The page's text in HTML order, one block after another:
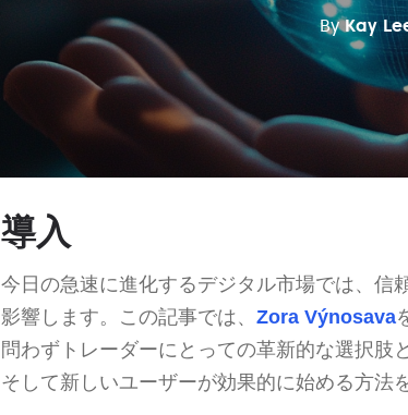
ByKay
導入
今日の急速に進化するデジタル市場では、信
影響します。この記事では、 Zora Výnosava
問わずトレーダーにとっての革新的な選択肢
そして新しいユーザーが効果的に始める方法